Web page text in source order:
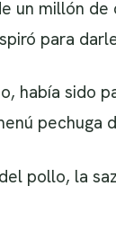
un millón
para
había sido
pechuga
pollo, la